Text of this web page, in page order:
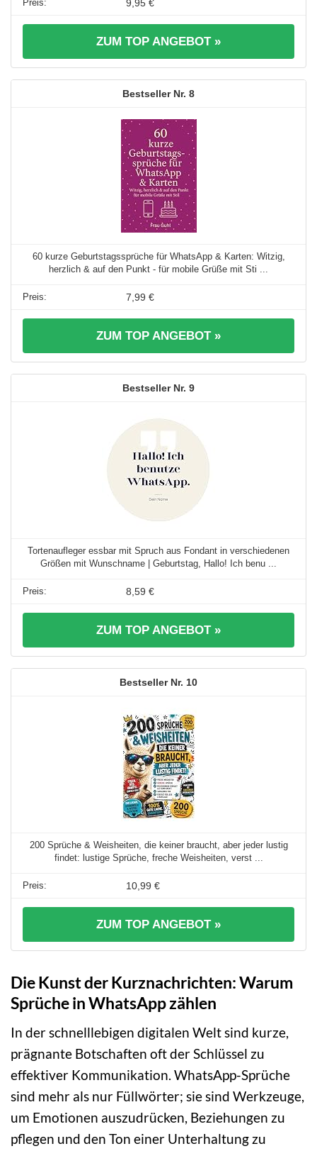
9,95 €
ZUM TOP ANGEBOT »
8
60 kurze Geburtstagssprüche für WhatsApp & Karten: Witzig,
herzlich & auf den Punkt - für mobile Grüße mit Sti ...
7,99 €
ZUM TOP ANGEBOT »
9
Tortenaufleger essbar mit Spruch aus Fondant in verschiedenen
Größen mit Wunschname | Geburtstag, Hallo! Ich benu ...
8,59 €
ZUM TOP ANGEBOT »
10
200 Sprüche & Weisheiten, die keiner braucht, aber jeder lustig
findet: lustige Sprüche, freche Weisheiten, verst ...
10,99 €
ZUM TOP ANGEBOT »
Die Kunst der Kurznachrichten: Warum
Sprüche in WhatsApp zählen
In der schnelllebigen digitalen Welt sind kurze,
prägnante Botschaften oft der Schlüssel zu
effektiver Kommunikation. WhatsApp-Sprüche
sind mehr als nur Füllwörter; sie sind Werkzeuge,
um Emotionen auszudrücken, Beziehungen zu
pflegen und den Ton einer Unterhaltung zu